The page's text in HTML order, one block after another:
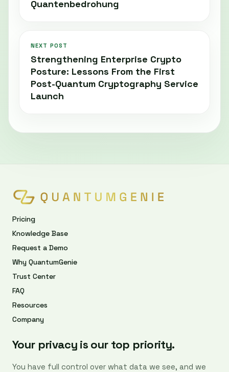
Quantenbedrohung
NEXT POST
Strengthening Enterprise Crypto
Posture: Lessons From the First
Post-Quantum Cryptography Service
Launch
Pricing
Knowledge Base
Request a Demo
Why QuantumGenie
Trust Center
FAQ
Resources
Company
Your privacy is our top priority.
You have full control over what data we see, and we